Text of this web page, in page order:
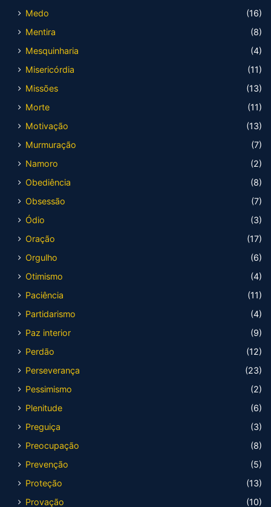
Medo
(16)
Mentira
(8)
Mesquinharia
(4)
Misericórdia
(11)
Missões
(13)
Morte
(11)
Motivação
(13)
Murmuração
(7)
Namoro
(2)
Obediência
(8)
Obsessão
(7)
Ódio
(3)
Oração
(17)
Orgulho
(6)
Otimismo
(4)
Paciência
(11)
Partidarismo
(4)
Paz interior
(9)
Perdão
(12)
Perseverança
(23)
Pessimismo
(2)
Plenitude
(6)
Preguiça
(3)
Preocupação
(8)
Prevenção
(5)
Proteção
(13)
Provação
(10)